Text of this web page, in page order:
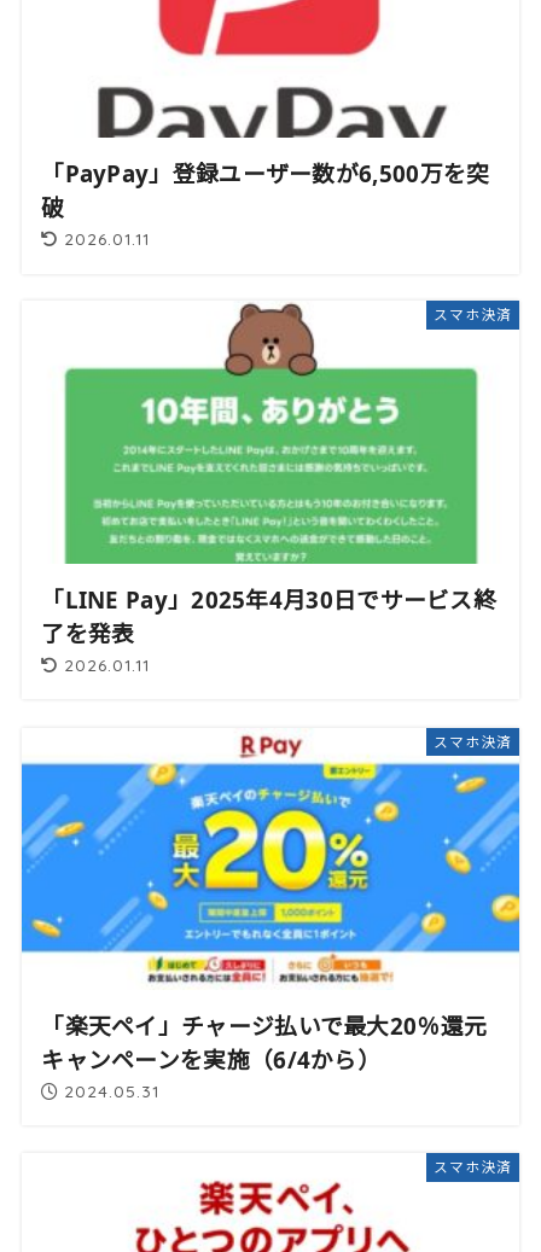
「PayPay」登録ユーザー数が6,500万を突
破
2026.01.11
スマホ決済
「LINE Pay」2025年4月30日でサービス終
了を発表
2026.01.11
スマホ決済
「楽天ペイ」チャージ払いで最大20％還元
キャンペーンを実施（6/4から）
2024.05.31
スマホ決済